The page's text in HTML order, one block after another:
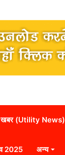
खबर (Utility News)
2025 अन्य